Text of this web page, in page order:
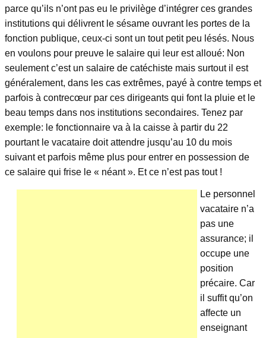
parce qu’ils n’ont pas eu le privilège d’intégrer ces grandes
institutions qui délivrent le sésame ouvrant les portes de la
fonction publique, ceux-ci sont un tout petit peu lésés. Nous
en voulons pour preuve le salaire qui leur est alloué: Non
seulement c’est un salaire de catéchiste mais surtout il est
généralement, dans les cas extrêmes, payé à contre temps et
parfois à contrecœur par ces dirigeants qui font la pluie et le
beau temps dans nos institutions secondaires. Tenez par
exemple: le fonctionnaire va à la caisse à partir du 22
pourtant le vacataire doit attendre jusqu’au 10 du mois
suivant et parfois même plus pour entrer en possession de
ce salaire qui frise le « néant ». Et ce n’est pas tout !
Le personnel
vacataire n’a
pas une
assurance; il
occupe une
position
précaire. Car
il suffit qu’on
affecte un
enseignant